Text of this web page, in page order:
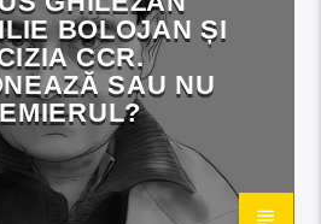
BOLOJAN ȘI
CCR.
SAU NU